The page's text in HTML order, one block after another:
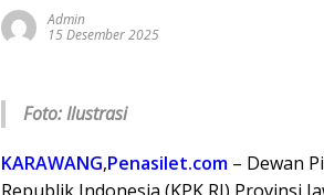
Admin
15 Desember 2025
Foto: Ilustrasi
KARAWANG,Penasilet.com – Dewan